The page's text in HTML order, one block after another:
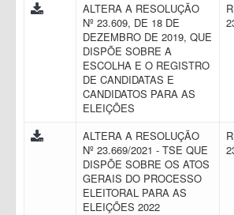
ALTERA A RESOLUÇÃO
Nº 23.609, DE 18 DE
DEZEMBRO DE 2019, QUE
DISPÕE SOBRE A
ESCOLHA E O REGISTRO
DE CANDIDATAS E
CANDIDATOS PARA AS
ELEIÇÕES
ALTERA A RESOLUÇÃO
Nº 23.669/2021 - TSE QUE
DISPÕE SOBRE OS ATOS
GERAIS DO PROCESSO
ELEITORAL PARA AS
ELEIÇÕES 2022